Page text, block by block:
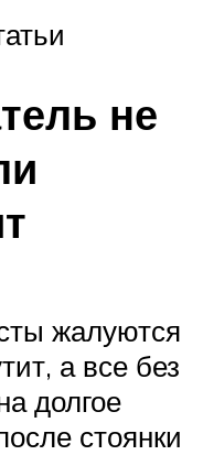
не
жалуются
а все без
долгое
стоянки